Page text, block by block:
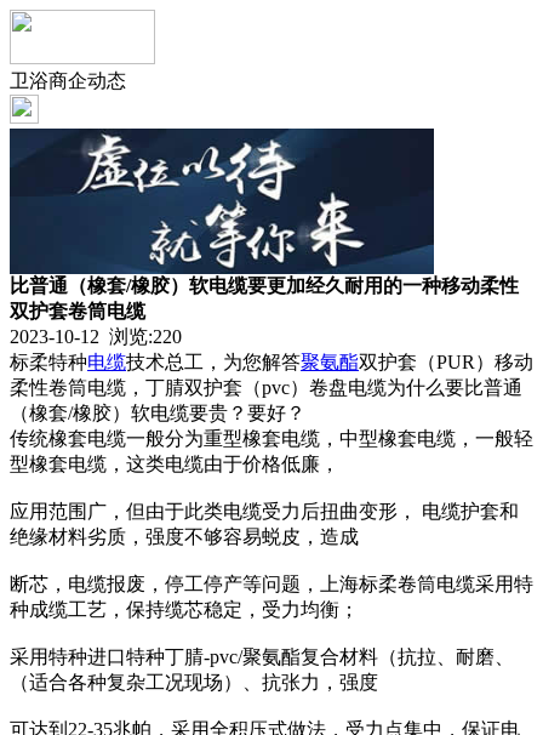
卫浴商企动态
比普通（橡套/橡胶）软电缆要更加经久耐用的一种移动柔性
双护套卷筒电缆
2023-10-12 浏览:220
标柔特种电缆技术总工，为您解答聚氨酯双护套（PUR）移动
柔性卷筒电缆，丁腈双护套（pvc）卷盘电缆为什么要比普通
（橡套/橡胶）软电缆要贵？要好？
传统橡套电缆一般分为重型橡套电缆，中型橡套电缆，一般轻
型橡套电缆，这类电缆由于价格低廉，
应用范围广，但由于此类电缆受力后扭曲变形， 电缆护套和
绝缘材料劣质，强度不够容易蜕皮，造成
断芯，电缆报废，停工停产等问题，上海标柔卷筒电缆采用特
种成缆工艺，保持缆芯稳定，受力均衡；
采用特种进口特种丁腈-pvc/聚氨酯复合材料（抗拉、耐磨、
（适合各种复杂工况现场）、抗张力，强度
可达到22-35兆帕，采用全积压式做法，受力点集中，保证电